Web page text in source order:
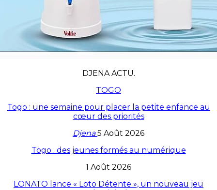
DJENA ACTU.
TOGO
Togo : une semaine pour placer la petite enfance au
cœur des priorités
Djena5 Août 2026
Togo : des jeunes formés au numérique
1 Août 2026
LONATO lance « Loto Détente », un nouveau jeu